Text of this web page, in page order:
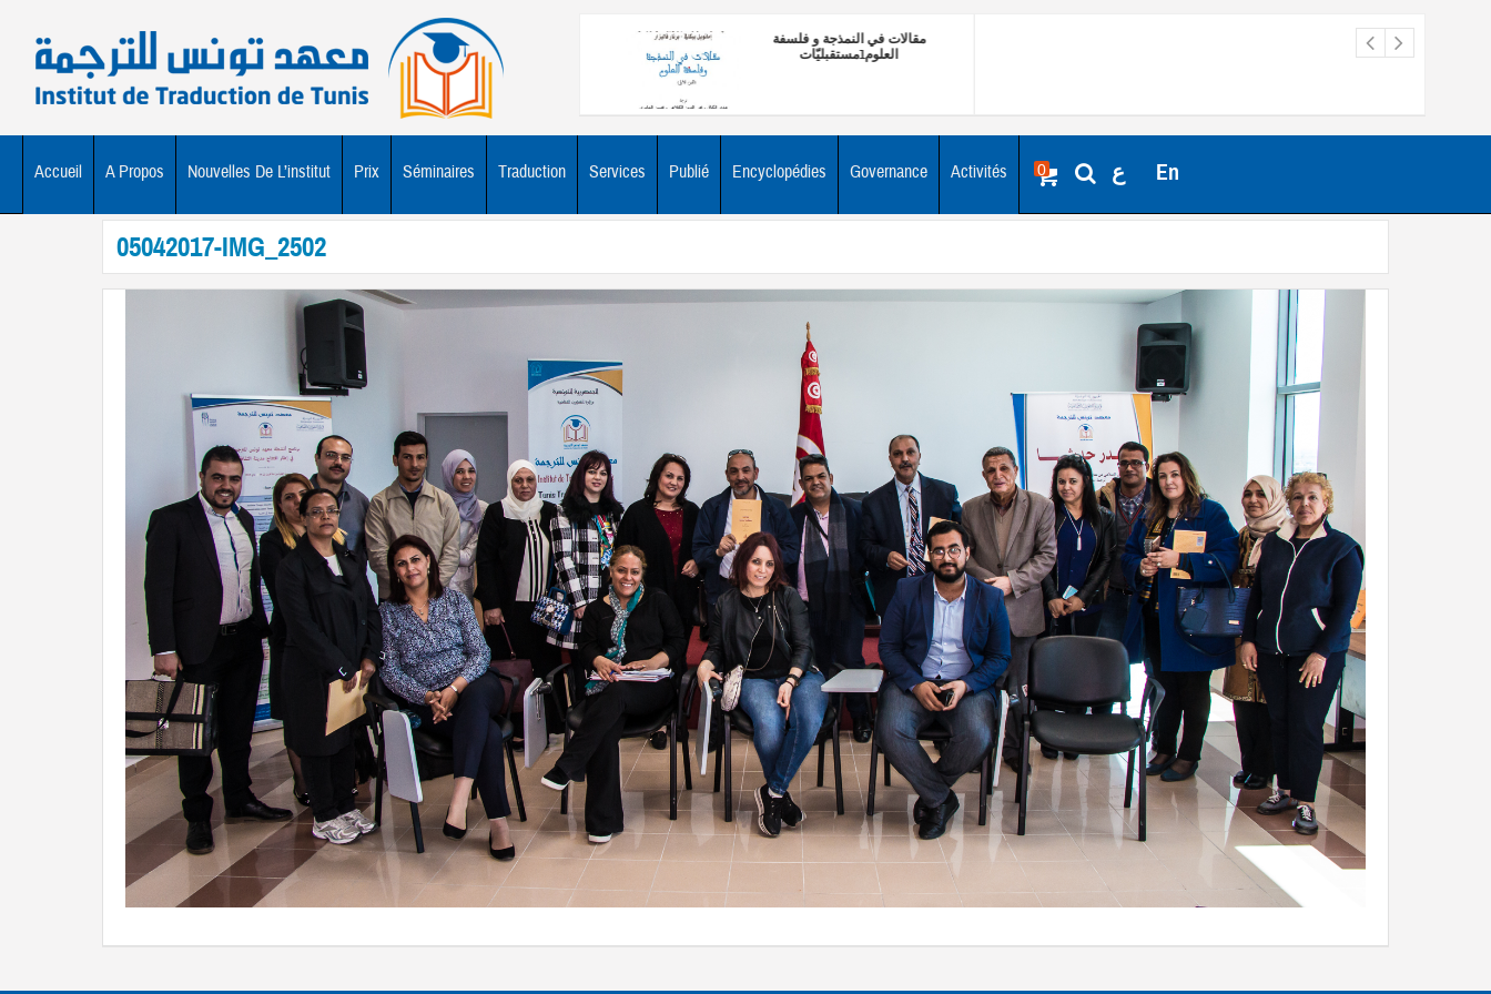
مستقبليّات المْطُورْنَة
مقالات في النمذجة و فلسفة
العلوم1مستقبليّات
Accueil A Propos Nouvelles De L’institut Prix Séminaires Traduction Services Publié Encyclopédies Governance Activités 0 ع En
05042017-IMG_2502